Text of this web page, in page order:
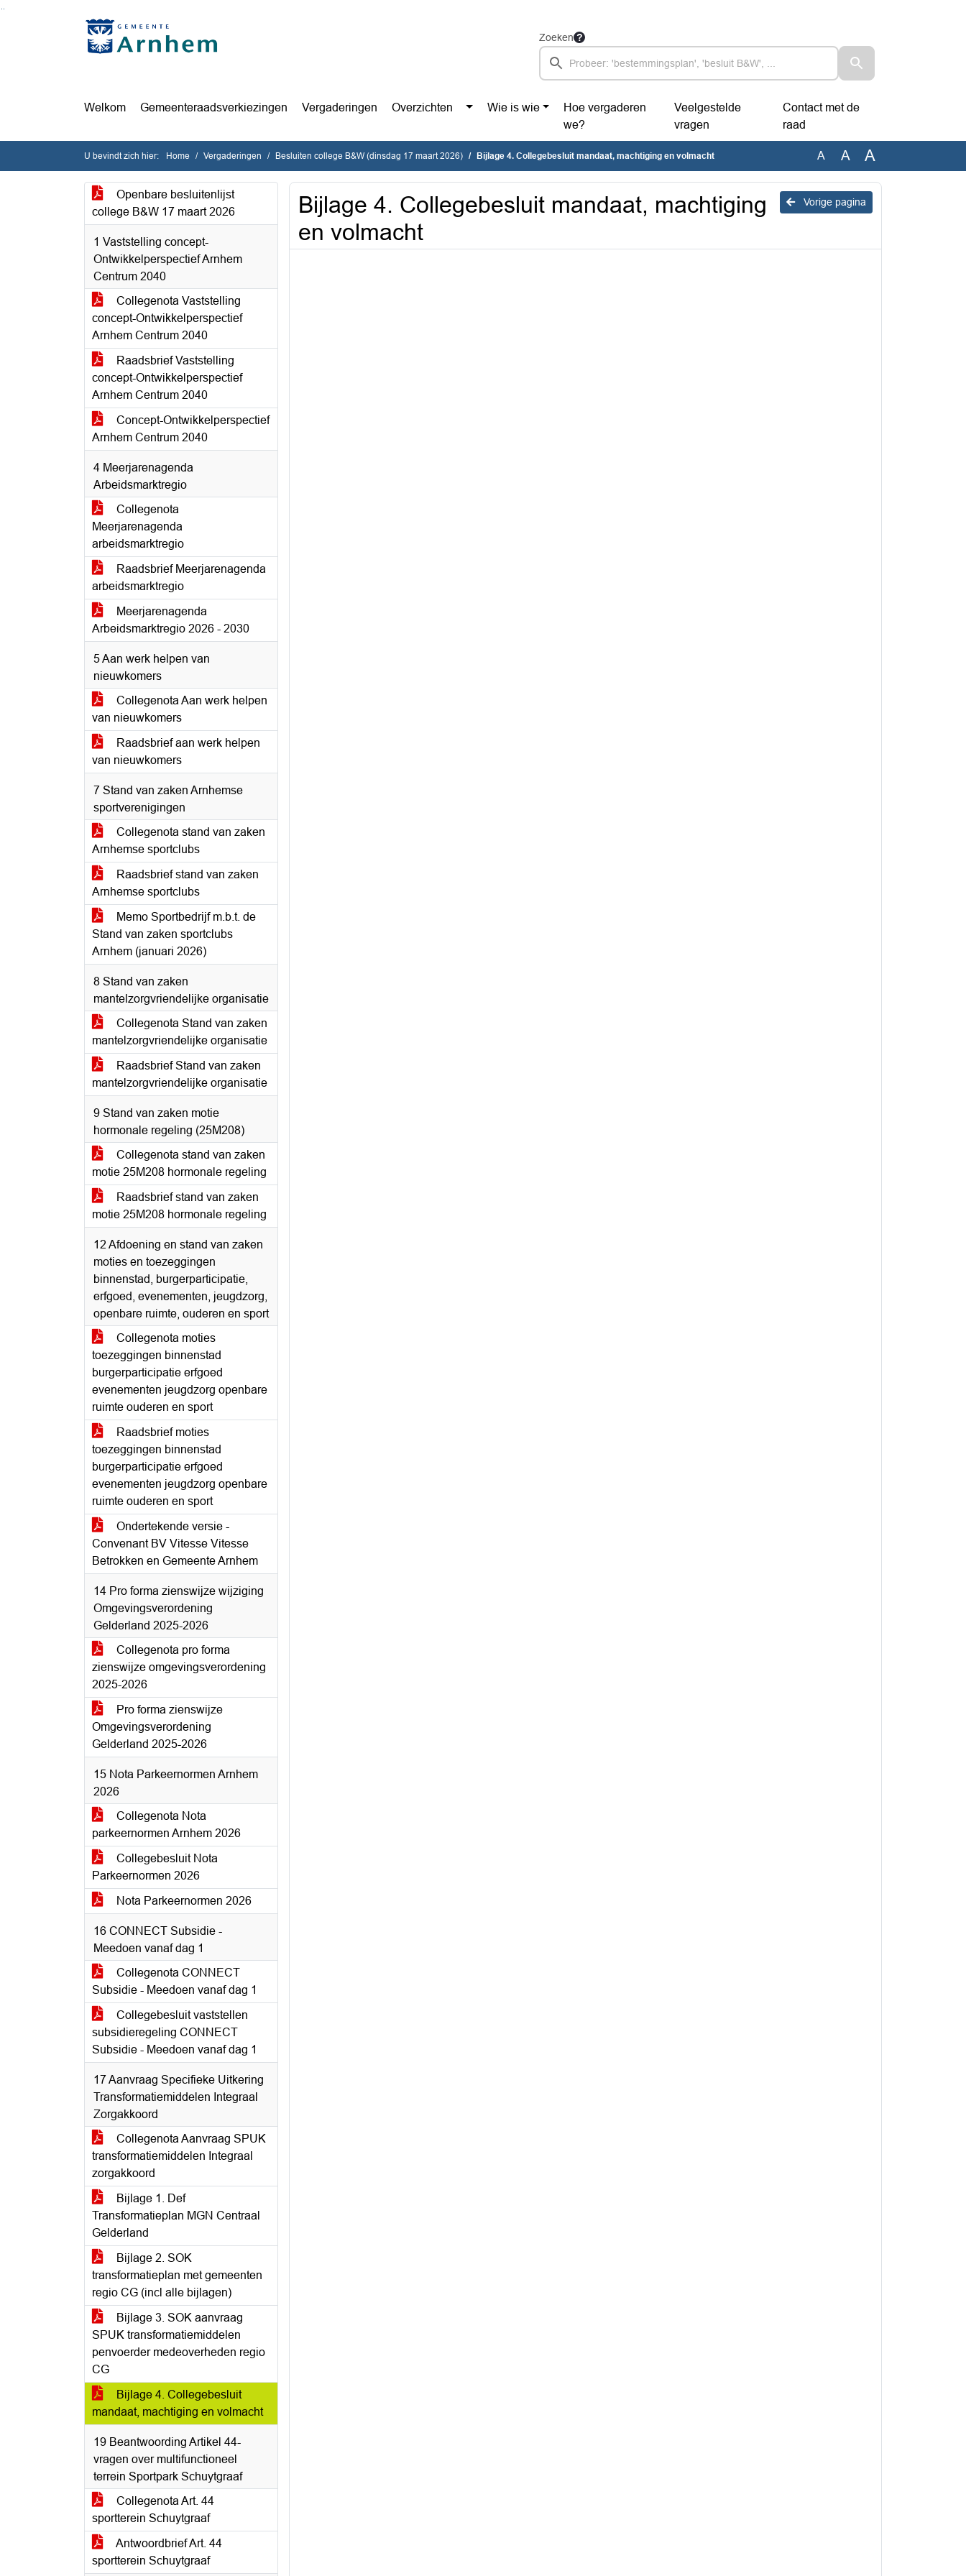
Ga naar de inhoud van deze pagina
Ga naar het zoeken
Ga naar het menu
Zoeken
Welkom Gemeenteraadsverkiezingen Vergaderingen Overzichten Wie is wie
Hoe vergaderen
we?
Veelgestelde
vragen
Contact met de
raad
U bevindt zich hier: Home Vergaderingen Besluiten college B&W (dinsdag 17 maart 2026) Bijlage 4. Collegebesluit mandaat, machtiging en volmacht A A A
Openbare besluitenlijst
college B&W 17 maart 2026
1 Vaststelling concept-
Ontwikkelperspectief Arnhem
Centrum 2040
Collegenota Vaststelling
concept-Ontwikkelperspectief
Arnhem Centrum 2040
Raadsbrief Vaststelling
concept-Ontwikkelperspectief
Arnhem Centrum 2040
Concept-Ontwikkelperspectief
Arnhem Centrum 2040
4 Meerjarenagenda
Arbeidsmarktregio
Collegenota
Meerjarenagenda
arbeidsmarktregio
Raadsbrief Meerjarenagenda
arbeidsmarktregio
Meerjarenagenda
Arbeidsmarktregio 2026 - 2030
5 Aan werk helpen van
nieuwkomers
Collegenota Aan werk helpen
van nieuwkomers
Raadsbrief aan werk helpen
van nieuwkomers
7 Stand van zaken Arnhemse
sportverenigingen
Collegenota stand van zaken
Arnhemse sportclubs
Raadsbrief stand van zaken
Arnhemse sportclubs
Memo Sportbedrijf m.b.t. de
Stand van zaken sportclubs
Arnhem (januari 2026)
8 Stand van zaken
mantelzorgvriendelijke organisatie
Collegenota Stand van zaken
mantelzorgvriendelijke organisatie
Raadsbrief Stand van zaken
mantelzorgvriendelijke organisatie
9 Stand van zaken motie
hormonale regeling (25M208)
Collegenota stand van zaken
motie 25M208 hormonale regeling
Raadsbrief stand van zaken
motie 25M208 hormonale regeling
12 Afdoening en stand van zaken
moties en toezeggingen
binnenstad, burgerparticipatie,
erfgoed, evenementen, jeugdzorg,
openbare ruimte, ouderen en sport
Collegenota moties
toezeggingen binnenstad
burgerparticipatie erfgoed
evenementen jeugdzorg openbare
ruimte ouderen en sport
Raadsbrief moties
toezeggingen binnenstad
burgerparticipatie erfgoed
evenementen jeugdzorg openbare
ruimte ouderen en sport
Ondertekende versie -
Convenant BV Vitesse Vitesse
Betrokken en Gemeente Arnhem
14 Pro forma zienswijze wijziging
Omgevingsverordening
Gelderland 2025-2026
Collegenota pro forma
zienswijze omgevingsverordening
2025-2026
Pro forma zienswijze
Omgevingsverordening
Gelderland 2025-2026
15 Nota Parkeernormen Arnhem
2026
Collegenota Nota
parkeernormen Arnhem 2026
Collegebesluit Nota
Parkeernormen 2026
Nota Parkeernormen 2026
16 CONNECT Subsidie -
Meedoen vanaf dag 1
Collegenota CONNECT
Subsidie - Meedoen vanaf dag 1
Collegebesluit vaststellen
subsidieregeling CONNECT
Subsidie - Meedoen vanaf dag 1
17 Aanvraag Specifieke Uitkering
Transformatiemiddelen Integraal
Zorgakkoord
Collegenota Aanvraag SPUK
transformatiemiddelen Integraal
zorgakkoord
Bijlage 1. Def
Transformatieplan MGN Centraal
Gelderland
Bijlage 2. SOK
transformatieplan met gemeenten
regio CG (incl alle bijlagen)
Bijlage 3. SOK aanvraag
SPUK transformatiemiddelen
penvoerder medeoverheden regio
CG
Bijlage 4. Collegebesluit
mandaat, machtiging en volmacht
19 Beantwoording Artikel 44-
vragen over multifunctioneel
terrein Sportpark Schuytgraaf
Collegenota Art. 44
sportterein Schuytgraaf
Antwoordbrief Art. 44
sportterein Schuytgraaf
Vorige pagina
Bijlage 4. Collegebesluit mandaat, machtiging
en volmacht